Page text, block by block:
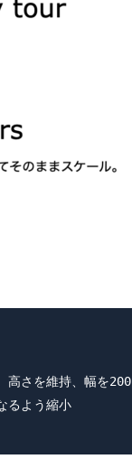
を維持、幅を
よう縮小